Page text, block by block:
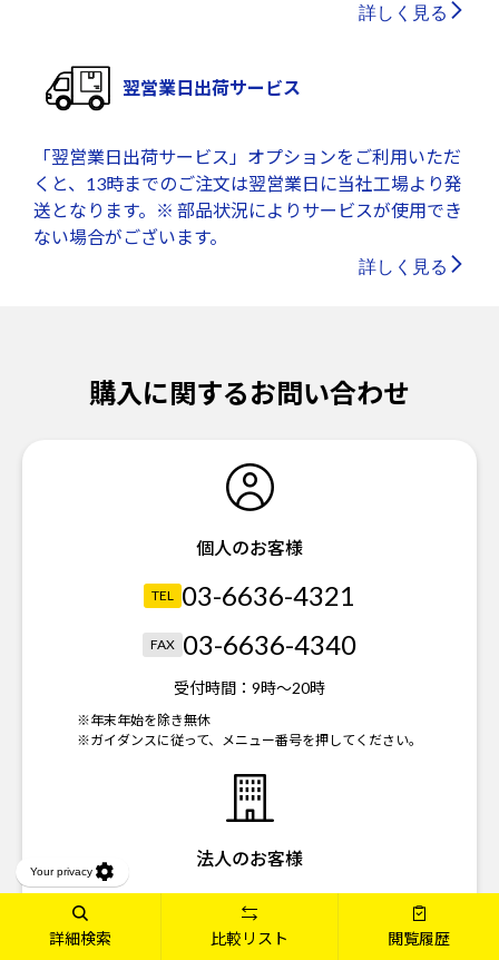
詳細検索 比較リスト 閲覧履歴
詳しく見る
翌営業日出荷サービス
「翌営業日出荷サービス」オプションをご利用いただ
くと、13時までのご注文は翌営業日に当社工場より発
送となります。※ 部品状況によりサービスが使用でき
ない場合がございます。
詳しく見る
購入に関するお問い合わせ
個人のお客様
TEL 03-6636-4321
FAX 03-6636-4340
受付時間： 9時～20時
※年末年始を除き無休
※ガイダンスに従って、メニュー番号を押してください。
法人のお客様
03-6636-4323